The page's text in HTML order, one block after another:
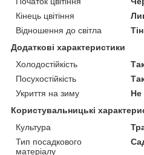
Кінець цвітіння
Відношення до світла
Додаткові характеристики
Холодостійкість
Посухостійкість
Укриття на зиму
Не
Користувальницькі
Культура
Тип посадкового
матеріалу